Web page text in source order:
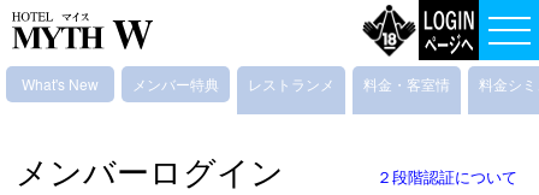
What's New メンバー特典
レストランメ
ニュー
料金・客室情
報
料金シ
ーシ
メンバーログイン ２段階認証について